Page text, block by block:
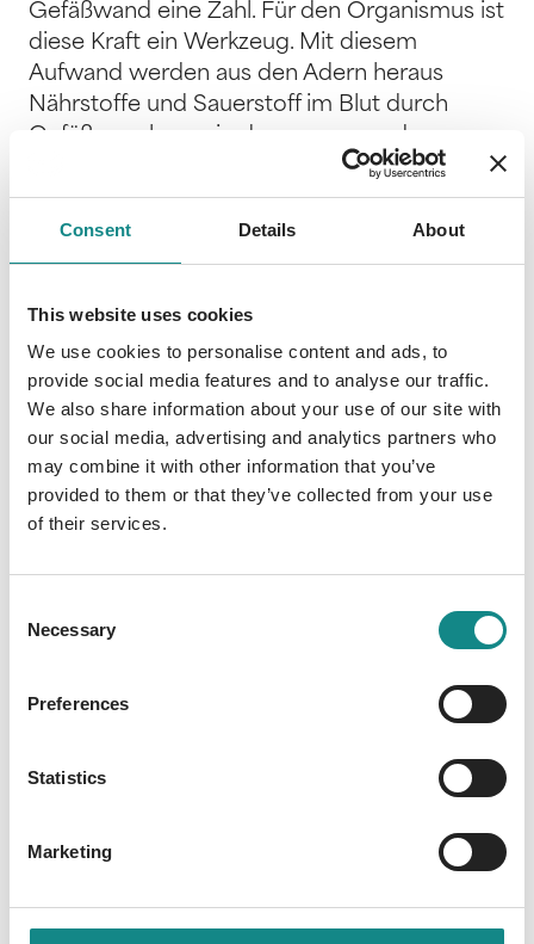
Consent Details About
This website uses cookies
We use cookies to personalise content and ads, to
provide social media features and to analyse our traffic.
We also share information about your use of our site with
our social media, advertising and analytics partners who
may combine it with other information that you’ve
provided to them or that they’ve collected from your use
of their services.
Selection
Necessary
Preferences
Statistics
Marketing
Gefäßwand eine Zahl. Für den Organismus ist
diese Kraft ein Werkzeug. Mit diesem
Aufwand werden aus den Adern heraus
Nährstoffe und Sauerstoff im Blut durch
Gefäßmembrane in das angrenzende
Gewebe gepresst. Es ist sozusagen die
Essensausgabe an unsere Zellen. Gegen
jeden Widerstand in dieser Aufgabe erhöht
das Herz seine Auswurfleistung. Ein hoher
Körper weiß genau, was er tut, tun muss. Die
Regulierung dieses Systems zählt zum
Intelligentesten, was der Organismus
aufbringt. Denn vom Erfolg hängt das
Überleben jedes einzelnen Organs ab. Wenn
das Herz schneller und kräftiger pumpt, dann
nur, weil gewisse Umstände ihm keine Wahl